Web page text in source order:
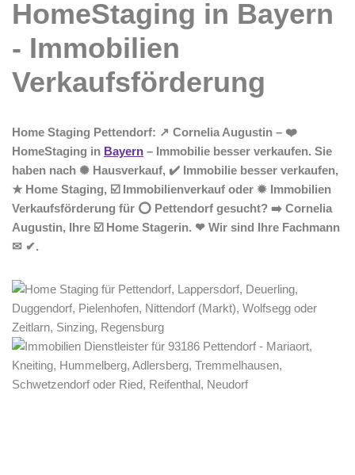
Home Staging Pettendorf: ↗️ Cornelia Augustin – ❤️
HomeStaging in Bayern – Immobilie besser verkaufen. Sie
haben nach ✺ Hausverkauf, ✔️ Immobilie besser verkaufen,
★ Home Staging, ☑️ Immobilienverkauf oder ✹ Immobilien
Verkaufsförderung für ⭕ Pettendorf gesucht? ➡️ Cornelia
Augustin, Ihre ☑️ Home Stagerin. ❤ Wir sind Ihre Fachmann
✉ ✔.